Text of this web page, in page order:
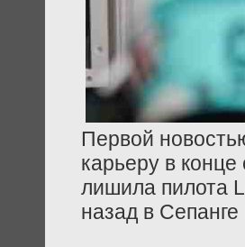
Первой
карьеру в
лишила пилота
назад в